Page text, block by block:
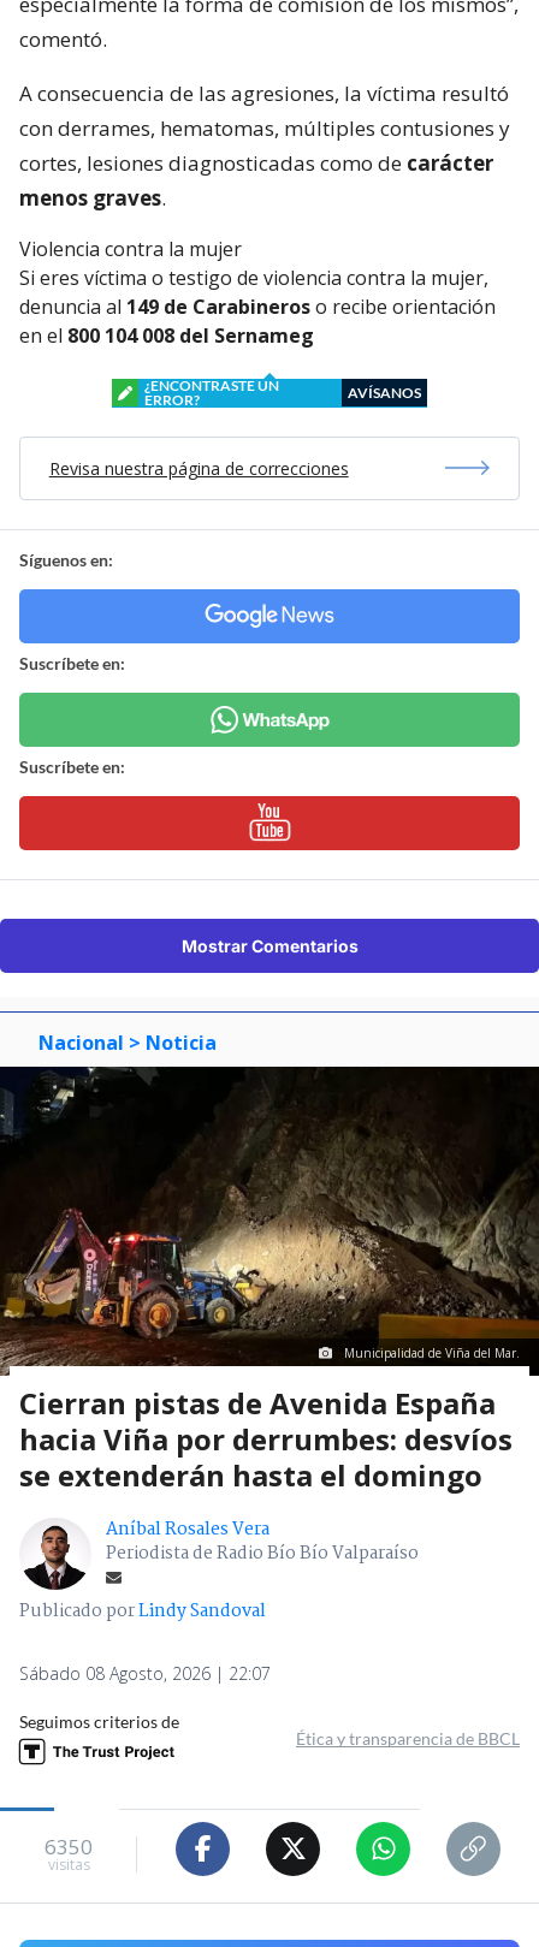
comentó.
A consecuencia de las agresiones, la víctima resultó
con derrames, hematomas, múltiples contusiones y
cortes, lesiones diagnosticadas como de carácter
menos graves.
Violencia contra la mujer
Si eres víctima o testigo de violencia contra la mujer,
denuncia al 149 de Carabineroso recibe orientación
en el 800 104 008 del Sernameg
¿ENCONTRASTE UN
ERROR?
AVÍSANOS
Revisa nuestra página de correcciones
Síguenos en:
Suscríbete en:
Suscríbete en:
Mostrar Comentarios
Nacional > Noticia
Municipalidad de Viña del Mar.
Cierran pistas de Avenida España
hacia Viña por derrumbes: desvíos
se extenderán hasta el domingo
Aníbal Rosales Vera
Periodista de Radio Bío Bío Valparaíso
Publicado porLindy Sandoval
Sábado 08 Agosto, 2026 | 22:07
Seguimos criterios de
Ética y transparencia de BBCL
6350
visitas